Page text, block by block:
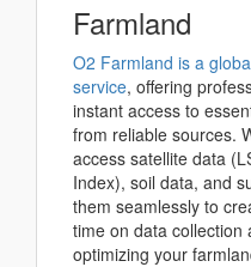
Farmland
O2 Farmland is a
service, offering
instant access to
from reliable sources.
access satellite data
Index), soil data, and
them seamlessly to
time on data collection
optimizing your